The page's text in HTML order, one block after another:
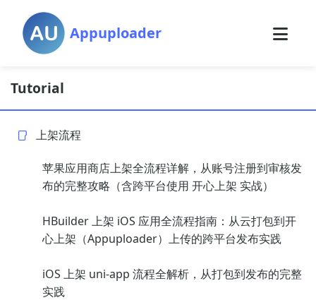
Appuploader
Tutorial
上架流程
苹果应用商店上架全流程详解，从账号注册到审核发
布的完整攻略（含跨平台使用 开心上架 实战）
HBuilder 上架 iOS 应用全流程指南：从云打包到开
心上架（Appuploader）上传的跨平台发布实践
iOS 上架 uni-app 流程全解析，从打包到发布的完整
实践